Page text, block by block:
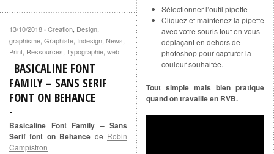
Sélectionner l’outil pipette
Cliquez et maintenez la pipette
avec votre souris tout en vous
déplaçant en dehors de
photoshop pour capturer la
couleur souhaitée.
Tout simple mais bien pratique
quand on travaille en RVB.
13/10/2018 · Creation, Design,
graphisme, Graphiste, Indesign, News,
Print, Ressources, Typographie, web
BASICALINE FONT
FAMILY – SANS SERIF
FONT ON BEHANCE
Basicaline Font Family – Sans
Serif font on Behance de Robin
Campistron